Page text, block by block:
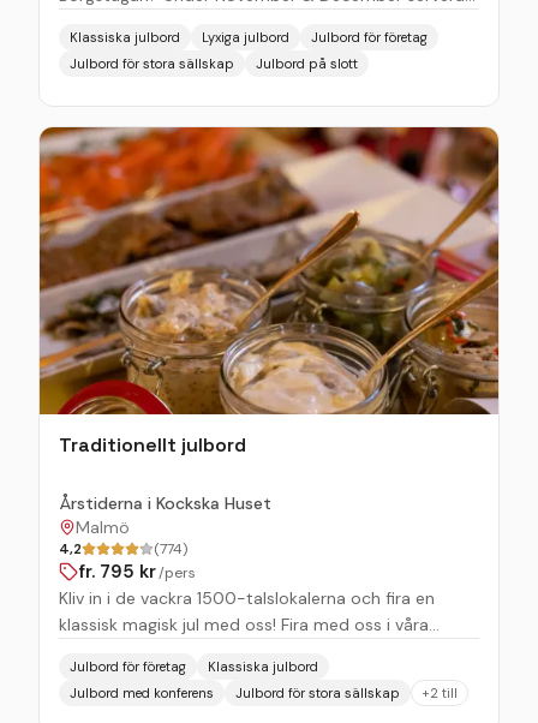
personer upp till 120 personer. Upplev den magiska
känslan av julbord på slottet. Börja julfesten med
värmande glögg på borggården med sprakande
marschaller. Vårt julbord innehåller vad som sägs
höra hemma på ett klassiskt julbord. Sillinläggningar,
olika sorters lax, brunkål, rödkål, prinskorvar,
köttbullar, kallskuret & småvarmt. Sen avslutas
middagen självklart med ett gottebord.
Klassiska julbord Lyxiga julbord
Julbord för företag
Julbord för stora sällskap
Julbord på slott
Traditionellt julbord
Årstiderna i Kockska Huset
Malmö
4,2 (774)
fr. 795 kr/pers
Kliv in i de vackra 1500-talslokalerna och fira en
klassisk magisk jul med oss! Fira med oss i våra
och avnjuter vårt traditionella julbord med
Årstidernas sedvanliga kvalitet. Vi har julmat för alla
Julbord för företag
Klassiska julbord
Julbord med konferens
Julbord för stora sällskap +2 till